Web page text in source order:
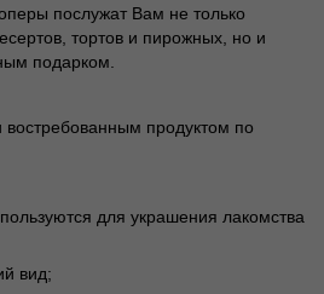
послужат Вам не только
тортов и пирожных, но и
подарком.
продуктом по
для украшения лакомства
вид;